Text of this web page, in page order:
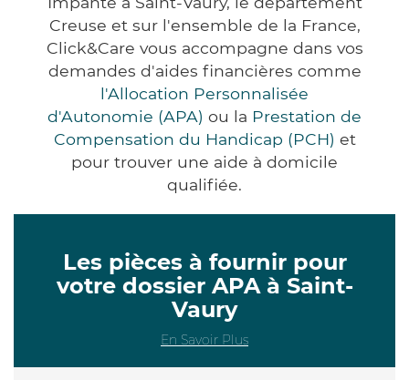
Creuse et sur l'ensemble de la France,
Click&Care vous accompagne dans vos
demandes d'aides financières comme
l'Allocation Personnalisée
d'Autonomie (APA) ou la Prestation de
Compensation du Handicap (PCH) et
pour trouver une aide à domicile
qualifiée.
Les pièces à fournir pour
votre dossier APA à Saint-
Vaury
En Savoir Plus